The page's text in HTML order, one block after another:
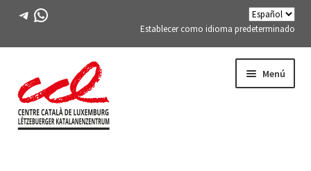
Telegrama
WhatsApp
Establecer como idioma predeterminado
la
navegación
al
contenido
Menú